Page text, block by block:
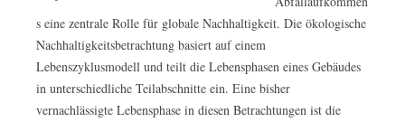
s eine zentrale Rolle für globale Nachhaltigkeit. Die ökologische
Nachhaltigkeitsbetrachtung basiert auf einem
Lebenszyklusmodell und teilt die Lebensphasen eines Gebäudes
in unterschiedliche Teilabschnitte ein. Eine bisher
vernachlässigte Lebensphase in diesen Betrachtungen ist die